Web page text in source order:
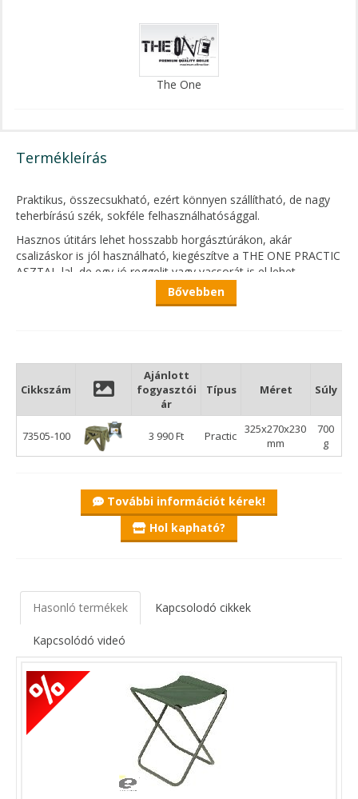
The One
Termékleírás
Praktikus, összecsukható, ezért könnyen szállítható, de nagy
teherbírású szék, sokféle felhasználhatósággal.
Hasznos útitárs lehet hosszabb horgásztúrákon, akár
csalizáskor is jól használható, kiegészítve a THE ONE PRACTIC
ASZTAL-lal, de egy jó reggelit vagy vacsorát is el lehet
fogyasztani, gyorsan és kényelmesen ezzel a kombóval.
Kemping célokra is kiváló, hiszen kis helyet foglal, így akár
Bővebben
Cikkszám
Ajánlott
fogyasztói
ár
Típus Méret Súly
73505-100 3 990 Ft Practic 325x270x230
mm
700
g
További információt kérek!
Hol kapható?
Hasonló termékek Kapcsolodó cikkek
Kapcsolódó videó